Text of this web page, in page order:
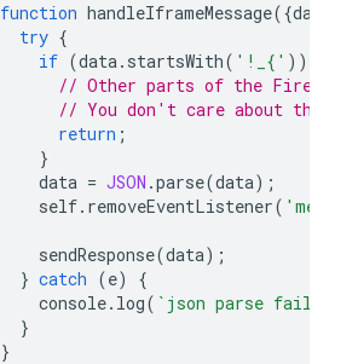
function handleIframeMessage({data
try {
if (data. startsWith( '!_{' ))
// Other parts of the Firebase
// You don't care about
return ;
}
data = JSON .parse(data);
self. removeEventListener(
sendResponse(data);
} catch (e)
{
console. log( `json parse failed
}
}